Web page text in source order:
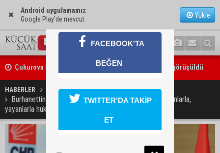
Android uygulamamız
Google Play'de mevcut
Yükle
Çukurova Üniversitesi’nde Ar-Ge ve sanayi iş birliği görüşüldü
Seyhan’da gıda işletmelerine sıkı denetim
HABERLER YAŞAM
Burhanettin Bulut sessizliğini bozdu; İftirayı ortaya atanlarla,
yayanlarla hukuk önünde hesaplaşacağız.
FACEBOOK'TA
BEĞEN
TWITTER'DA TAKİP
ET